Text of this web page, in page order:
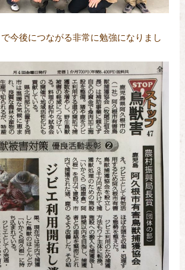
今後につながる非常に勉強になりまし